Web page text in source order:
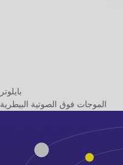
بايلوتر
الموجات فوق الصوتية البيطرية